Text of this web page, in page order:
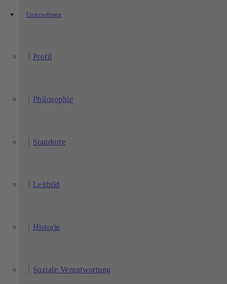
Unternehmen
Profil
Philosophie
Standorte
Leitbild
Historie
Soziale Verantwortung